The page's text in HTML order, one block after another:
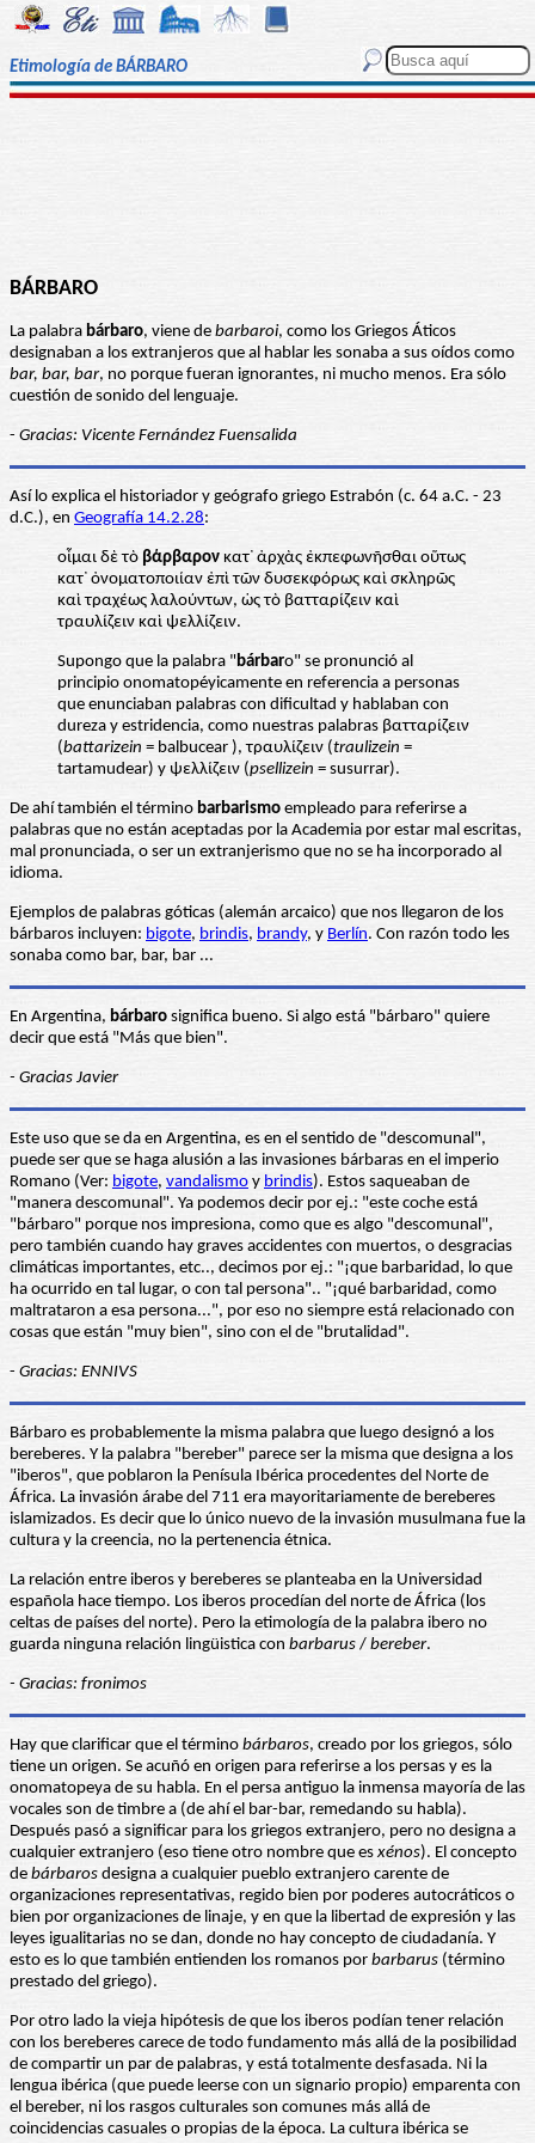
Etimología de BÁRBARO
BÁRBARO
La palabra bárbaro, viene de barbaroi, como los Griegos Áticos
designaban a los extranjeros que al hablar les sonaba a sus oídos como
bar, bar, bar, no porque fueran ignorantes, ni mucho menos. Era sólo
cuestión de sonido del lenguaje.
- Gracias: Vicente Fernández Fuensalida
Así lo explica el historiador y geógrafo griego Estrabón (c. 64 a.C. - 23
d.C.), en Geografía 14.2.28:
οἶμαι δὲ τὸ βάρβαρον κατ᾽ ἀρχὰς ἐκπεφωνῆσθαι οὕτως
κατ᾽ ὀνοματοποιίαν ἐπὶ τῶν δυσεκφόρως καὶ σκληρῶς
καὶ τραχέως λαλούντων, ὡς τὸ βατταρίζειν καὶ
τραυλίζειν καὶ ψελλίζειν.
Supongo que la palabra "bárbaro" se pronunció al
principio onomatopéyicamente en referencia a personas
que enunciaban palabras con dificultad y hablaban con
dureza y estridencia, como nuestras palabras βατταρίζειν
(battarizein = balbucear ), τραυλίζειν (traulizein =
tartamudear) y ψελλίζειν (psellizein = susurrar).
De ahí también el término barbarismo empleado para referirse a
palabras que no están aceptadas por la Academia por estar mal escritas,
mal pronunciada, o ser un extranjerismo que no se ha incorporado al
idioma.
Ejemplos de palabras góticas (alemán arcaico) que nos llegaron de los
bárbaros incluyen: bigote, brindis, brandy, y Berlín. Con razón todo les
sonaba como bar, bar, bar ...
En Argentina, bárbaro significa bueno. Si algo está "bárbaro" quiere
decir que está "Más que bien".
- Gracias Javier
Este uso que se da en Argentina, es en el sentido de "descomunal",
puede ser que se haga alusión a las invasiones bárbaras en el imperio
Romano (Ver: bigote, vandalismo y brindis). Estos saqueaban de
"manera descomunal". Ya podemos decir por ej.: "este coche está
"bárbaro" porque nos impresiona, como que es algo "descomunal",
pero también cuando hay graves accidentes con muertos, o desgracias
climáticas importantes, etc.., decimos por ej.: "¡que barbaridad, lo que
ha ocurrido en tal lugar, o con tal persona".. "¡qué barbaridad, como
maltrataron a esa persona...", por eso no siempre está relacionado con
cosas que están "muy bien", sino con el de "brutalidad".
- Gracias: ENNIVS
Bárbaro es probablemente la misma palabra que luego designó a los
bereberes. Y la palabra "bereber" parece ser la misma que designa a los
"iberos", que poblaron la Penísula Ibérica procedentes del Norte de
África. La invasión árabe del 711 era mayoritariamente de bereberes
islamizados. Es decir que lo único nuevo de la invasión musulmana fue la
cultura y la creencia, no la pertenencia étnica.
La relación entre iberos y bereberes se planteaba en la Universidad
española hace tiempo. Los iberos procedían del norte de África (los
celtas de países del norte). Pero la etimología de la palabra ibero no
guarda ninguna relación lingüistica con barbarus / bereber.
- Gracias: fronimos
Hay que clarificar que el término bárbaros, creado por los griegos, sólo
tiene un origen. Se acuñó en origen para referirse a los persas y es la
onomatopeya de su habla. En el persa antiguo la inmensa mayoría de las
vocales son de timbre a (de ahí el bar-bar, remedando su habla).
Después pasó a significar para los griegos extranjero, pero no designa a
cualquier extranjero (eso tiene otro nombre que esxénos). El concepto
de bárbaros designa a cualquier pueblo extranjero carente de
organizaciones representativas, regido bien por poderes autocráticos o
bien por organizaciones de linaje, y en que la libertad de expresión y las
leyes igualitarias no se dan, donde no hay concepto de ciudadanía. Y
esto es lo que también entienden los romanos por barbarus (término
prestado del griego).
Por otro lado la vieja hipótesis de que los iberos podían tener relación
con los bereberes carece de todo fundamento más allá de la posibilidad
de compartir un par de palabras, y está totalmente desfasada. Ni la
lengua ibérica (que puede leerse con un signario propio) emparenta con
el bereber, ni los rasgos culturales son comunes más allá de
coincidencias casuales o propias de la época. La cultura ibérica se